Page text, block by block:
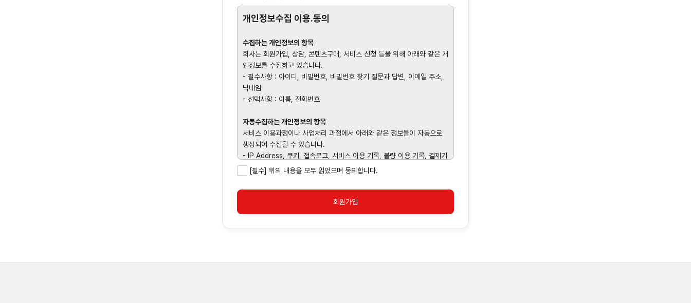
개인정보수집 이용.동의
수집하는 개인정보의 항목
회사는 회원가입, 상담, 콘텐츠구매, 서비스 신청 등을 위해 아래와 같은 개
인정보를 수집하고 있습니다.
- 필수사항 : 아이디, 비밀번호, 비밀번호 찾기 질문과 답변, 이메일 주소,
닉네임
- 선택사항 : 이름, 전화번호
자동수집하는 개인정보의 항목
서비스 이용과정이나 사업처리 과정에서 아래와 같은 정보들이 자동으로
생성되어 수집될 수 있습니다.
- IP Address, 쿠키, 접속로그, 서비스 이용 기록, 불량 이용 기록, 결제기
록, OS버전, 브라우저 모델명
[필수] 위의 내용을 모두 읽었으며 동의합니다.
회원가입